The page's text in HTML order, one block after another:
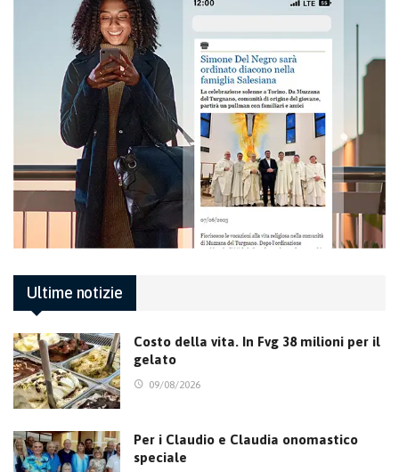
Ultime notizie
Costo della vita. In Fvg 38 milioni per il
gelato
09/08/2026
Per i Claudio e Claudia onomastico
speciale